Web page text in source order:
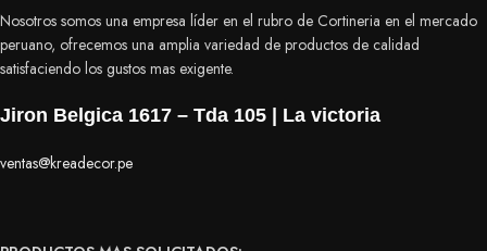
Nosotros somos una empresa líder en el rubro de Cortineria en el mercado
peruano, ofrecemos una amplia variedad de productos de calidad
satisfaciendo los gustos mas exigente.
Jiron Belgica 1617 – Tda 105 | La victoria
ventas@kreadecor.pe